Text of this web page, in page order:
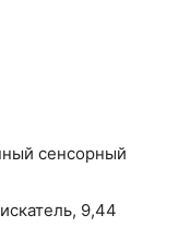
сенсорный
9,44